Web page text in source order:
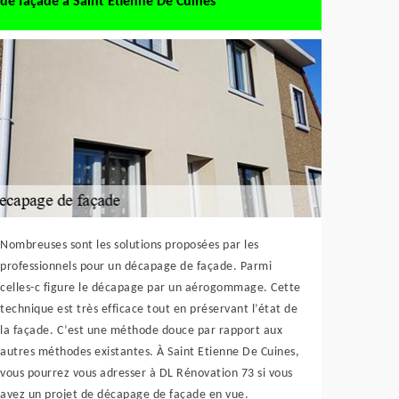
Nombreuses sont les solutions proposées par les
professionnels pour un décapage de façade. Parmi
celles-c figure le décapage par un aérogommage. Cette
technique est très efficace tout en préservant l’état de
la façade. C’est une méthode douce par rapport aux
autres méthodes existantes. À Saint Etienne De Cuines,
vous pourrez vous adresser à DL Rénovation 73 si vous
avez un projet de décapage de façade en vue.